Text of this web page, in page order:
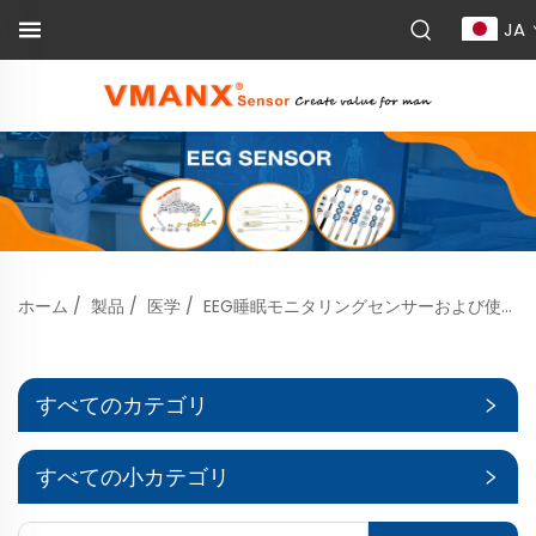
JA
ホーム / 製品 / 医学 / EEG睡眠モニタリングセンサーおよび使い捨てEEGセンサー
すべてのカテゴリ
すべての小カテゴリ